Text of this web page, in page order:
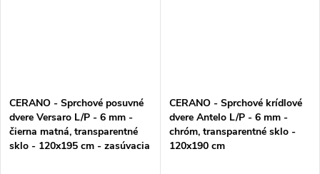
CERANO - Sprchové posuvné
dvere Versaro L/P - 6 mm -
čierna matná, transparentné
sklo - 120x195 cm - zasúvacia
CERANO - Sprchové krídlové
dvere Antelo L/P - 6 mm -
chróm, transparentné sklo -
120x190 cm